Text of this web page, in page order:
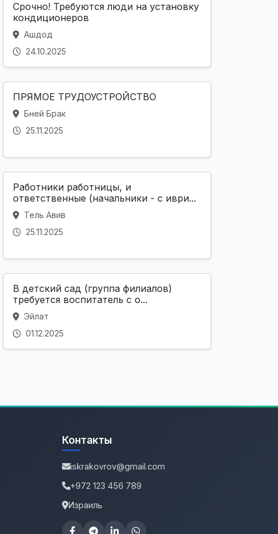
Срочно! Требуются люди на установку
кондиционеров
Ашдод
24.10.2025
ПРЯМОЕ ТРУДОУСТРОЙСТВО
Бней Брак
25.11.2025
Работники работницы, и
ответственные (начальники - с иври...
Тель Авив
25.11.2025
В детский сад (группа филиалов)
требуется воспитатель с о...
Эйлат
01.12.2025
Контакты
iskrakovrov@gmail.com
+972 123 456 789
Израиль